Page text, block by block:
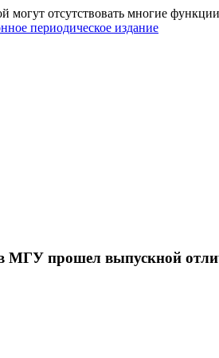
могут отсутствовать многие
МГУ прошел выпускной